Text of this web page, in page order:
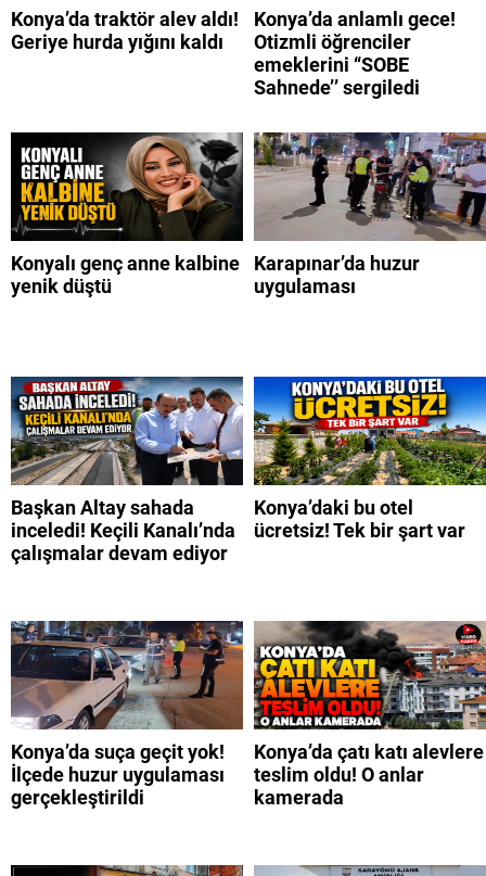
Konya’da traktör alev aldı!
Geriye hurda yığını kaldı
Konya’da anlamlı gece!
Otizmli öğrenciler
emeklerini “SOBE
Sahnede’’ sergiledi
Konyalı genç anne kalbine
yenik düştü
Karapınar’da huzur
uygulaması
Başkan Altay sahada
inceledi! Keçili Kanalı’nda
çalışmalar devam ediyor
Konya’daki bu otel
ücretsiz! Tek bir şart var
Konya’da suça geçit yok!
İlçede huzur uygulaması
gerçekleştirildi
Konya’da çatı katı alevlere
teslim oldu! O anlar
kamerada